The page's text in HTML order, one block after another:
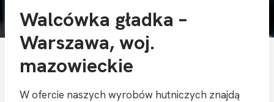
Walcówka gładka –
Warszawa, woj.
mazowieckie
W ofercie naszych wyrobów hutniczych znajdą